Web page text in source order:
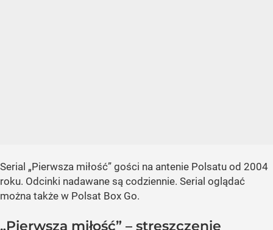
Serial „Pierwsza miłość” gości na antenie Polsatu od 2004
roku. Odcinki nadawane są codziennie. Serial oglądać
można także w Polsat Box Go.
„Pierwsza miłość” – streszczenie